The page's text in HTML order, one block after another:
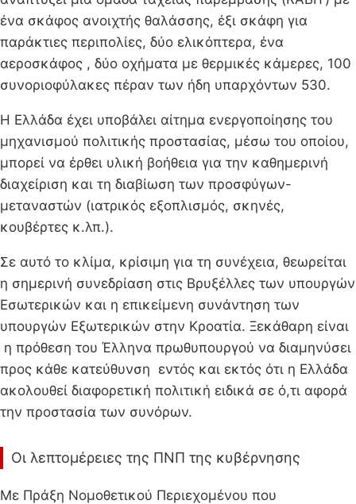
ένα σκάφος ανοιχτής θαλάσσης, έξι σκάφη για
παράκτιες περιπολίες, δύο ελικόπτερα, ένα
αεροσκάφος , δύο οχήματα με θερμικές κάμερες, 100
συνοριοφύλακες πέραν των ήδη υπαρχόντων 530.
Η Ελλάδα έχει υποβάλει αίτημα ενεργοποίησης του
μηχανισμού πολιτικής προστασίας, μέσω του οποίου,
μπορεί να έρθει υλική βοήθεια για την καθημερινή
διαχείριση και τη διαβίωση των προσφύγων-
μεταναστών (ιατρικός εξοπλισμός, σκηνές,
κουβέρτες κ.λπ.).
Σε αυτό το κλίμα, κρίσιμη για τη συνέχεια, θεωρείται
η σημερινή συνεδρίαση στις Βρυξέλλες των υπουργών
Εσωτερικών και η επικείμενη συνάντηση των
υπουργών Εξωτερικών στην Κροατία. Ξεκάθαρη είναι
η πρόθεση του Έλληνα πρωθυπουργού να διαμηνύσει
προς κάθε κατεύθυνση εντός και εκτός ότι η Ελλάδα
ακολουθεί διαφορετική πολιτική ειδικά σε ό,τι αφορά
την προστασία των συνόρων.
Οι λεπτομέρειες της ΠΝΠ της κυβέρνησης
Με Πράξη Νομοθετικού Περιεχομένου που